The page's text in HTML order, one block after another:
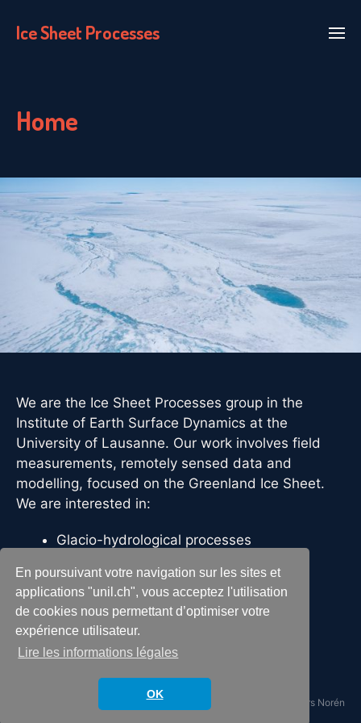
En poursuivant votre navigation sur les sites et
applications "unil.ch", vous acceptez l'utilisation
de cookies nous permettant d’optimiser votre
expérience utilisateur.
Lire les informations légales
OK
Ice Sheet Processes
Home
We are the Ice Sheet Processes group in the
Institute of Earth Surface Dynamics at the
University of Lausanne. Our work involves field
measurements, remotely sensed data and
modelling, focused on the Greenland Ice Sheet.
We are interested in:
Glacio-hydrological processes
Ice flow dynamics
Controls on ice sheet melting
Ice sheet mass balance
Ice Sheet Processes Anders Norén